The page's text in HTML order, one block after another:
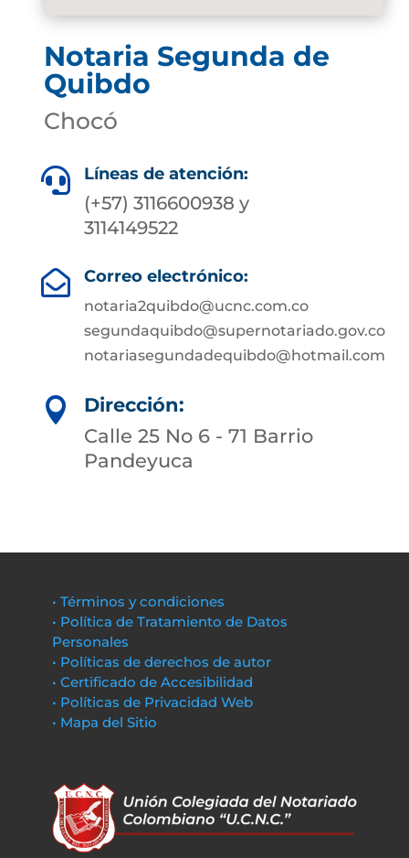
Notaria Segunda de
Quibdo
Chocó
 Líneas de atención:
(+57) 3116600938 y
3114149522
 Correo electrónico:
notaria2quibdo@ucnc.com.co
segundaquibdo@supernotariado.gov.co
notariasegundadequibdo@hotmail.com

Dirección:
Calle 25 No 6 - 71 Barrio
Pandeyuca
• Términos y condiciones
• Política de Tratamiento de Datos
Personales
• Políticas de derechos de autor
• Certificado de Accesibilidad
• Políticas de Privacidad Web
• Mapa del Sitio